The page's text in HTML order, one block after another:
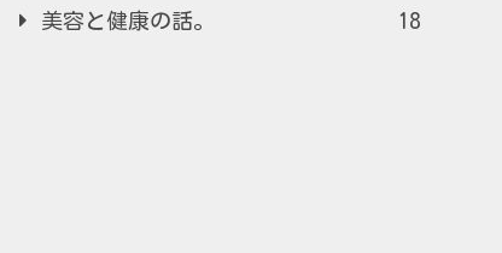
美容と健康の話。 18